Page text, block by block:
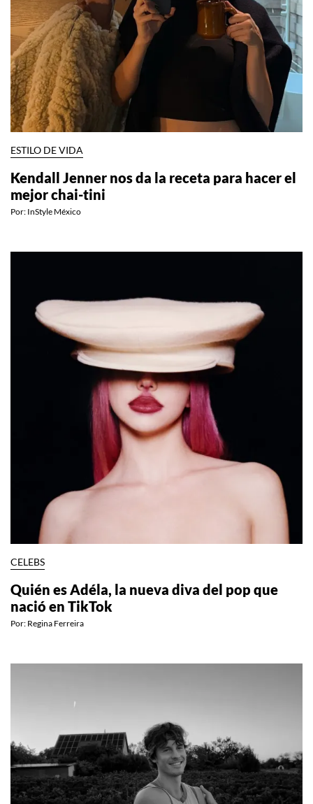
ESTILO DE VIDA
Kendall Jenner nos da la receta para hacer el
mejor chai-tini
Por: InStyle México
CELEBS
Quién es Adéla, la nueva diva del pop que
nació en TikTok
Por: Regina Ferreira